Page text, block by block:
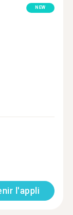
NEW
l'appli